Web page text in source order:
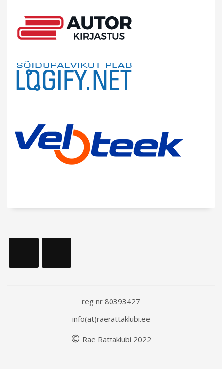
reg nr 80393427
info(at)raerattaklubi.ee
© Rae Rattaklubi 2022